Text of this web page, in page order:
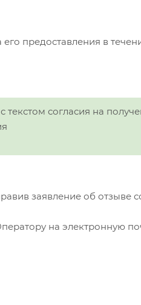
предоставления в
текстом согласия на
заявление об отзыве
на электронную